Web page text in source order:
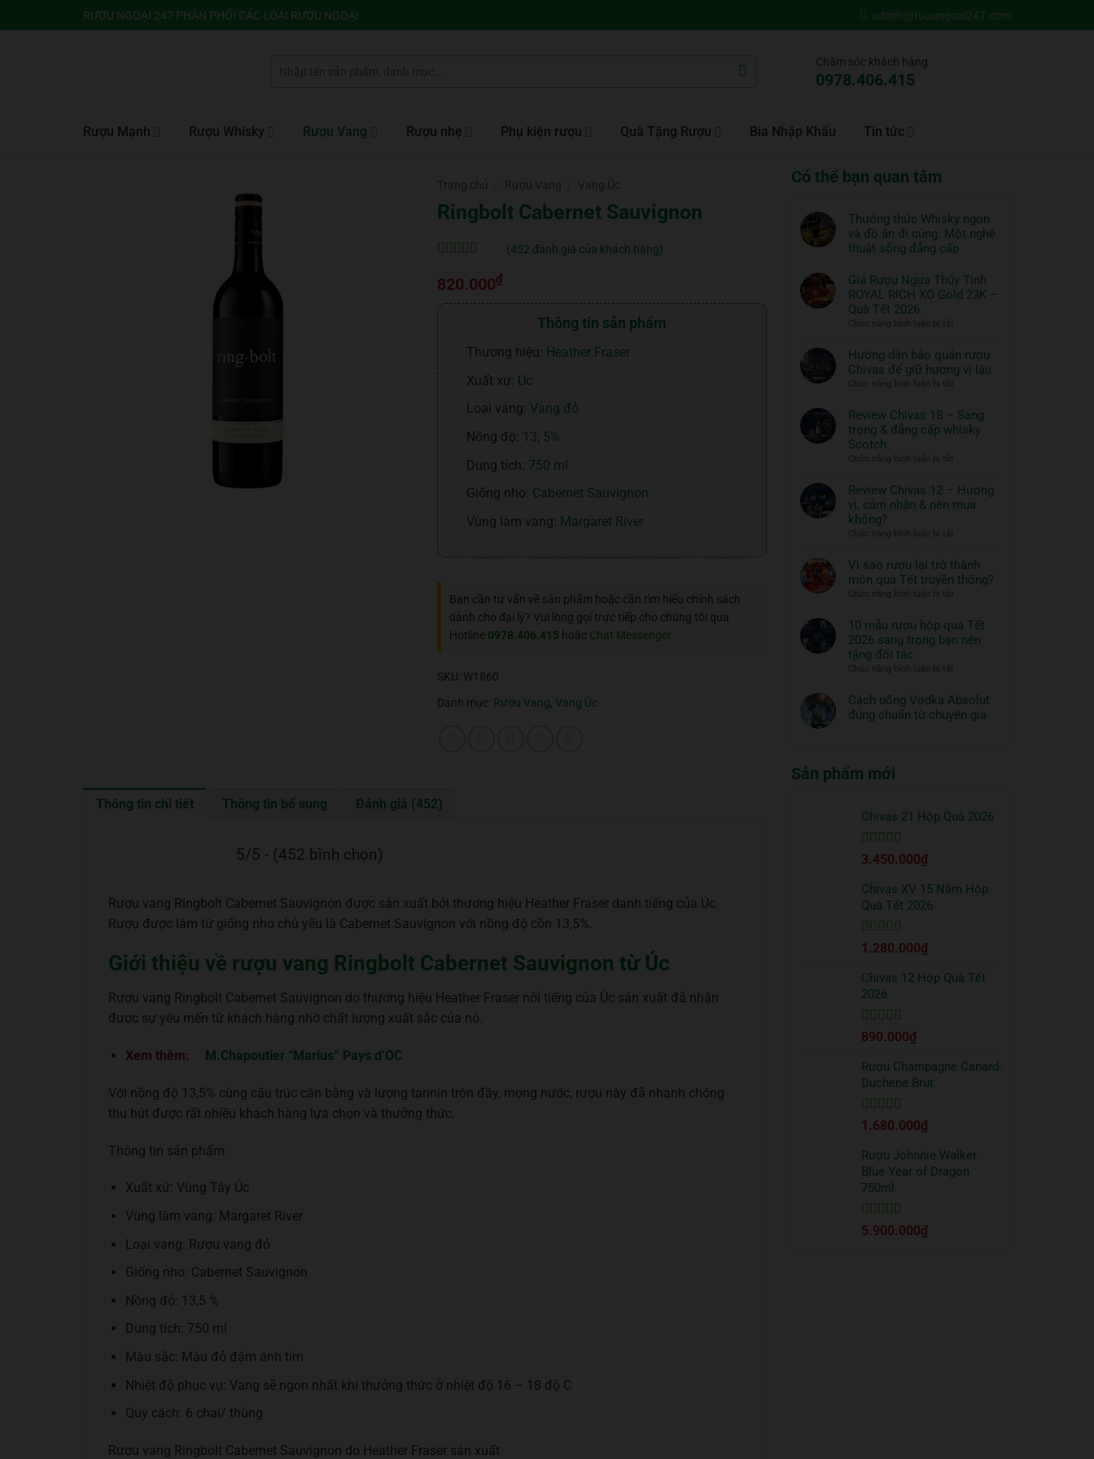
qua
RƯỢU NGOẠI 247 PHÂN PHỐI CÁC LOẠI RƯỢU NGOẠI admin@ruoungoai247.com
Chăm sóc khách hàng
0978.406.415
Rượu Mạnh Rượu Whisky Rượu Vang Rượu nhẹ Phụ kiện rượu Quà Tặng Rượu Bia Nhập Khẩu Tin tức
Có thể bạn quan tâm
Thưởng thức Whisky ngon
và đồ ăn đi cùng: Một nghệ
thuật sống đẳng cấp
có
bình
luận
thức
Whisky
ngon
đồ
ăn
đi
cùng:
thuật
sống
đẳng
cấp
Giá Rượu Ngựa Thủy Tinh
ROYAL RICH XO Gold 23K –
Quà Tết 2026
Chức năng bình luận bị tắt
Rượu
Ngựa
Thủy
RICH
XO
Quà
Tết
Hướng dẫn bảo quản rượu
Chivas để giữ hương vị lâu
Chức năng bình luận bị tắt
dẫn
bảo
giữ
hương
Review Chivas 18 – Sang
trọng & đẳng cấp whisky
Scotch
Chức năng bình luận bị tắt
Chivas
đẳng
cấp
Review Chivas 12 – Hương
vị, cảm nhận & nên mua
không?
Chức năng bình luận bị tắt
Chivas
12
cảm
nhận
không?
Vì sao rượu lại trở thành
món quà Tết truyền thống?
Chức năng bình luận bị tắt
sao
rượu
quà
Tết
10 mẫu rượu hộp quà Tết
2026 sang trọng bạn nên
tặng đối tác
Chức năng bình luận bị tắt
mẫu
rượu
nên
Cách uống Vodka Absolut
đúng chuẩn từ chuyên gia
luận
uống
Vodka
Absolut
đúng
chuyên
Sản phẩm mới
Chivas 21 Hộp Quà 2026
Được xếp
5 sao
3.450.000₫
Chivas XV 15 Năm Hộp
Quà Tết 2026
Được xếp
5 sao
1.280.000₫
Chivas 12 Hộp Quà Tết
2026
Được xếp
5 sao
890.000₫
Rượu Champagne Canard-
Duchene Brut
Được xếp
5 sao
1.680.000₫
Rượu Johnnie Walker
Blue Year of Dragon
750ml
Được xếp
5 sao
5.900.000₫
Ringbolt Cabernet Sauvignon
trênđánh
giá
(452 đánh giá của khách hàng)
820.000₫
Thông tin sản phẩm
Thương hiệu:
Heather Fraser
Xuất xứ: Úc
Loại vang: Vang đỏ
Nồng độ: 13, 5%
Dung tích: 750 ml
Giống nho: Cabernet Sauvignon
Vùng làm vang: Margaret River
Bạn cần tư vấn về sản phẩm hoặc cần tìm hiểu chính sách
dành cho đại lý? Vui lòng gọi trực tiếp cho chúng tôi qua
Hotline 0978.406.415 hoặc Chat Messenger
SKU: W1860
Danh mục: Rượu Vang, Vang Úc
Thông tin chi tiết Thông tin bổ sung Đánh giá (452)
5/5 - (452 bình chọn)
Rượu vang Ringbolt Cabernet Sauvignon được sản xuất bởi thương hiệu Heather Fraser danh tiếng của Úc.
Rượu được làm từ giống nho chủ yếu là Cabernet Sauvignon với nồng độ cồn 13,5%.
Giới thiệu về rượu vang Ringbolt Cabernet Sauvignon từ Úc
Rượu vang Ringbolt Cabernet Sauvignon do thương hiệu Heather Fraser nổi tiếng của Úc sản xuất đã nhận
được sự yêu mến từ khách hàng nhờ chất lượng xuất sắc của nó.
Xem thêm: M.Chapoutier “Marius” Pays d’OC
Với nồng độ 13,5% cùng cấu trúc cân bằng và lượng tannin tròn đầy, mọng nước, rượu này đã nhanh chóng
thu hút được rất nhiều khách hàng lựa chọn và thưởng thức.
Thông tin sản phẩm:
Xuất xứ: Vùng Tây Úc
Vùng làm vang: Margaret River
Loại vang: Rượu vang đỏ
Giống nho: Cabernet Sauvignon
Nồng độ: 13,5 %
Dung tích: 750 ml
Màu sắc: Màu đỏ đậm ánh tím
Nhiệt độ phục vụ: Vang sẽ ngon nhất khi thưởng thức ở nhiệt độ 16 – 18 độ C
Quy cách: 6 chai/ thùng
Rượu vang Ringbolt Cabernet Sauvignon do Heather Fraser sản xuất